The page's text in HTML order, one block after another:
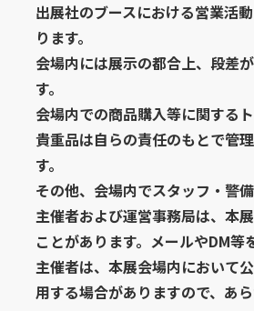
出展社のブースにおける営業活
ります。
会場内には展示の都合上、段差
す。
会場内での商品購入等に関する
貴重品は自らの責任のもとで管
す。
その他、会場内でスタッフ・警
主催者および運営事務局は、本
ことがあります。メールやDM等
主催者は、本展会場内において
用する場合がありますので、あ